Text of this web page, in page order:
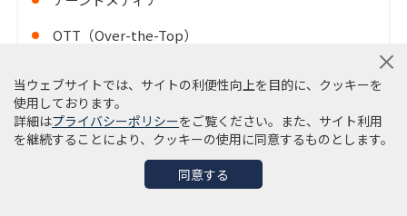
OTT（Over-the-Top）
アクイジション
OMO
MA（マーケティングオートメーション）
当ウェブサイトでは、サイトの利便性向上を目的に、クッキーを
使用しております。
詳細はプライバシーポリシーをご覧ください。また、サイト利用
を継続することにより、クッキーの使用に同意するものとします。
同意する